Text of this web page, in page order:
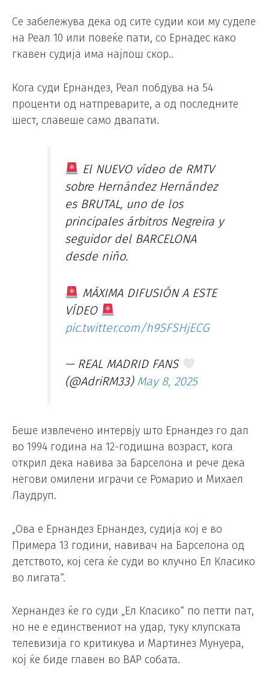
Се забележува дека од сите судии кои му суделе
на Реал 10 или повеќе пати, со Ернадес како
гкавен судија има најлош скор..
Кога суди Ернандез, Реал побдува на 54
проценти од натпреварите, а од последните
шест, славеше само двапати.
El NUEVO vídeo de RMTV
sobre Hernández Hernández
es BRUTAL, uno de los
principales árbitros Negreira y
seguidor del BARCELONA
desde niño.
MÁXIMA DIFUSIÓN A ESTE
VÍDEO
pic.twitter.com/h9SFSHjECG
— REAL MADRID FANS
(@AdriRM33) May 8, 2025
Беше извлечено интервју што Ернандез го дал
во 1994 година на 12-годишна возраст, кога
открил дека навива за Барселона и рече дека
негови омилени играчи се Ромарио и Михаел
Лаудруп.
„Ова е Ернандез Ернандез, судија кој е во
Примера 13 години, навивач на Барселона од
детството, кој сега ќе суди во клучно Ел Класико
во лигата“.
Хернандез ќе го суди „Ел Класико“ по петти пат,
но не е единствениот на удар, туку клупската
телевизија го критикува и Мартинез Мунуера,
кој ќе биде главен во ВАР собата.